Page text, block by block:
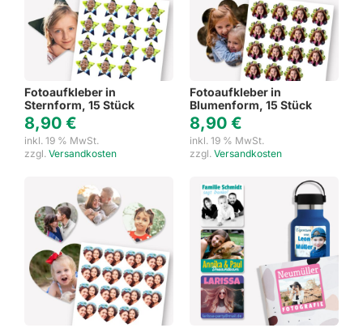
Fotoaufkleber in
Sternform, 15 Stück
8,90 €
inkl. 19 % MwSt.
zzgl. Versandkosten
Fotoaufkleber in
Blumenform, 15 Stück
8,90 €
inkl. 19 % MwSt.
zzgl. Versandkosten